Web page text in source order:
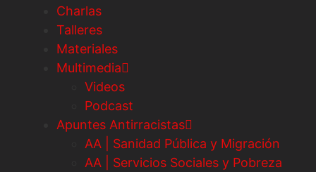
Charlas
Talleres
Materiales
Multimedia
Videos
Podcast
Apuntes Antirracistas
AA | Sanidad Pública y Migración
AA | Servicios Sociales y Pobreza